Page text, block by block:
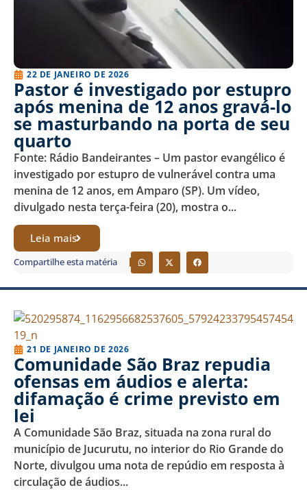
22 DE JANEIRO DE 2026
Pastor é investigado por estupro
após menina de 12 anos gravá-lo
se masturbando na porta de seu
quarto
Fonte: Rádio Bandeirantes – Um pastor evangélico é
investigado por estupro de vulnerável contra uma
menina de 12 anos, em Amparo (SP). Um vídeo,
divulgado nesta terça-feira (20), mostra o...
Leia mais
Compartilhe esta matéria
21 DE JANEIRO DE 2026
Comunidade São Braz repudia
ofensas em áudios e alerta:
difamação é crime previsto em
lei
A Comunidade São Braz, situada na zona rural do
município de Jucurutu, no interior do Rio Grande do
Norte, divulgou uma nota de repúdio em resposta à
circulação de áudios...